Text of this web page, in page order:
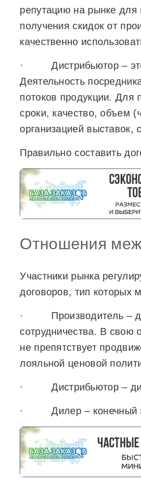
репутацию на рынке для
получения скидок от
качественно
· Дистрибьютор – это
Деятельность
потоков продукции. Для
сроки, качество, объем
организацией выставок,
Правильно составить
Отношения
Участники рынка
договоров, тип которых
· Производитель –
сотрудничества. В свою
не препятствует
лояльной ценовой
· Дистрибьютор –
· Дилер – конечный